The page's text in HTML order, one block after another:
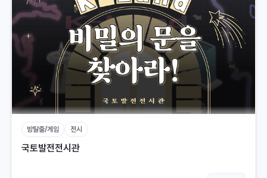
방탈출/게임 전시
국토발전전시관